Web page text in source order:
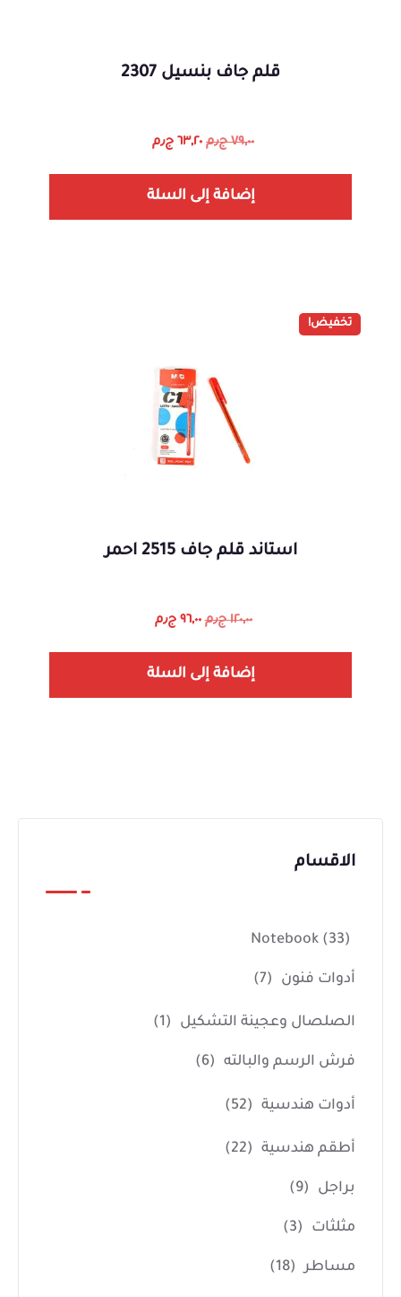
قلم جاف بنسيل 2307
٧٩,٠٠ ج٫م ٦٣,٢٠ ج٫م
إضافة إلى السلة
تخفيض!
استاند قلم جاف 2515 احمر
١٢٠,٠٠ ج٫م ٩٦,٠٠ ج٫م
إضافة إلى السلة
الاقسام
Notebook (33)
أدوات فنون (7)
الصلصال وعجينة التشكيل (1)
فرش الرسم والبالته (6)
أدوات هندسية (52)
أطقم هندسية (22)
براجل (9)
مثلثات (3)
مساطر (18)